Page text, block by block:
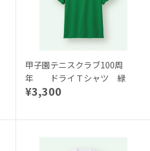
甲子園テニスクラブ100周
年 ドライＴシャツ 緑
¥3,300